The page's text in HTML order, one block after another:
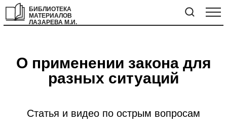
БИБЛИОТЕКА
МАТЕРИАЛОВ
ЛАЗАРЕВА М.И.
О применении закона для
разных ситуаций
Статья и видео по острым вопросам